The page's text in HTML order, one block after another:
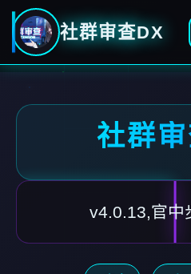
社群审查DX
社群
v4.0.13,官中